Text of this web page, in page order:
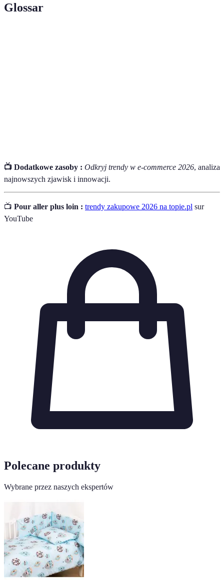
Glossar
📺 Dodatkowe zasoby : Odkryj trendy w e-commerce 2026, analiza
najnowszych zjawisk i innowacji.
📺 Pour aller plus loin : trendy zakupowe 2026 na topie.pl sur
YouTube
Polecane produkty
Wybrane przez naszych ekspertów